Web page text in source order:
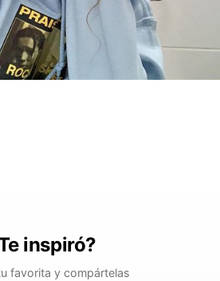
inspiró?
favorita y compártelas